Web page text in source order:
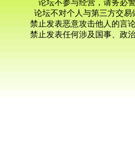
论坛不参与经营，请务必
论坛不对个人与第三方交
禁止发表恶意攻击他人的言
禁止发表任何涉及国事、政